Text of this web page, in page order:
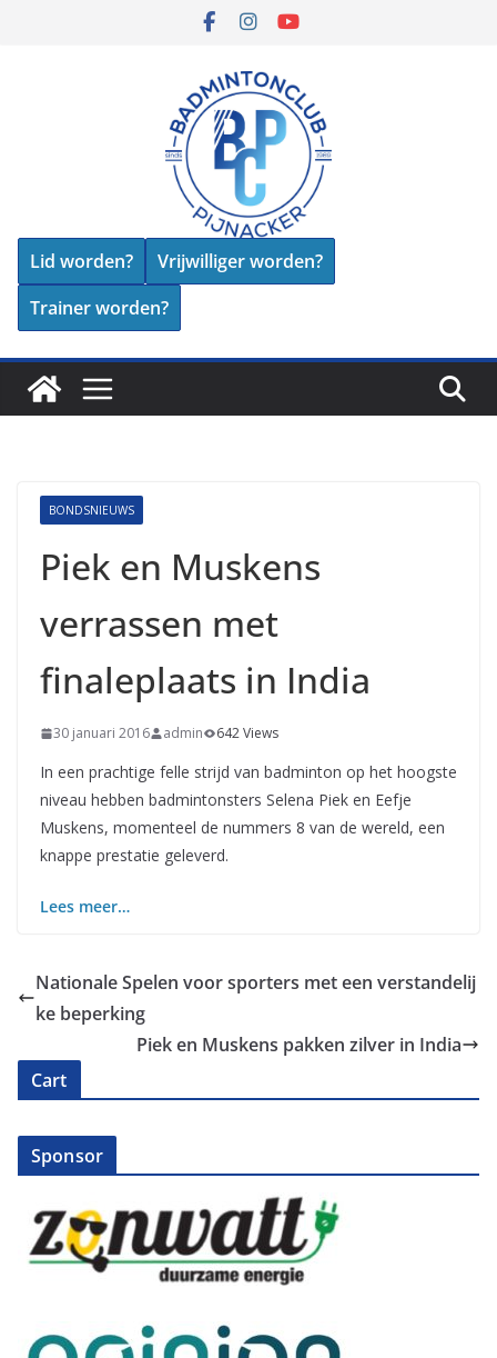
Lid worden?
Vrijwilliger worden?
Trainer worden?
BONDSNIEUWS
Piek en Muskens
verrassen met
finaleplaats in India
30 januari 2016 admin 642 Views
In een prachtige felle strijd van badminton op het hoogste
niveau hebben badmintonsters Selena Piek en Eefje
Muskens, momenteel de nummers 8 van de wereld, een
knappe prestatie geleverd.
Lees meer…
Nationale Spelen voor sporters met een verstandelij
ke beperking
Piek en Muskens pakken zilver in India
Cart
Sponsor